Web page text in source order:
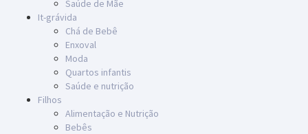
Saúde de Mãe
It-grávida
Chá de Bebê
Enxoval
Moda
Quartos infantis
Saúde e nutrição
Filhos
Alimentação e Nutrição
Bebês